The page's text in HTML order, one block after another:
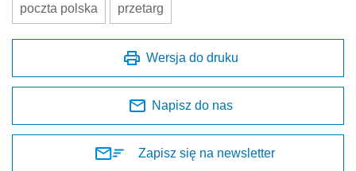
poczta polska przetarg
Wersja do druku
Napisz do nas
Zapisz się na newsletter